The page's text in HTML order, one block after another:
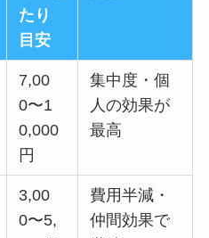
たり
目安
7,00
0〜1
0,000
円
集中度・個
人の効果が
最高
3,00
0〜5,
費用半減・
仲間効果で